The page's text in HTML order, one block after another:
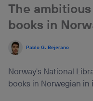
The
books in
Pablo G. Bejerano
Norway's National
books in Norwegian in